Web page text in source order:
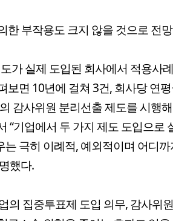
한 부작용도 크지 않을 것으로 전
가 실제 도입된 회사에서 적용사
보면 10년에 걸쳐 3건, 회사당 연
감사위원 분리선출 제도를 시행
“기업에서 두 가지 제도 도입으로
는 극히 이례적, 예외적이며 어디
했다.
의 집중투표제 도입 의무, 감사위